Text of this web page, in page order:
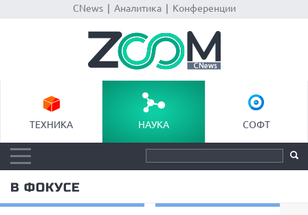
CNews| Аналитика| Конференции
ТЕХНИКА НАУКА СОФТ
В ФОКУСЕ